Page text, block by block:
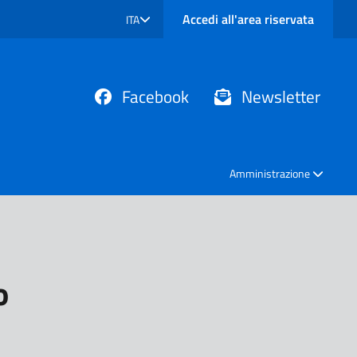
SELEZIONE LINGUA: LINGUA SELEZIONATA
ITA Accedi all'area riservata
Facebook Newsletter
Amministrazione